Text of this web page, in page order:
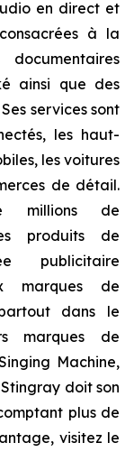
en direct et
à la
ainsi que des
services sont
les haut-
les voitures
de détail.
millions de
produits de
publicitaire
marques de
dans le
marques de
Machine,
doit son
plus de
visitez le